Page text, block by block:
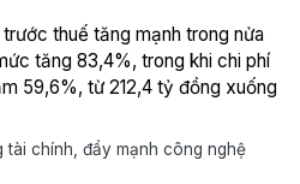
thuế tăng mạnh trong nửa
tăng 83,4%, trong khi chi phí
59,6%, từ 212,4 tỷ đồng xuống
tài chính, đẩy mạnh công nghệ